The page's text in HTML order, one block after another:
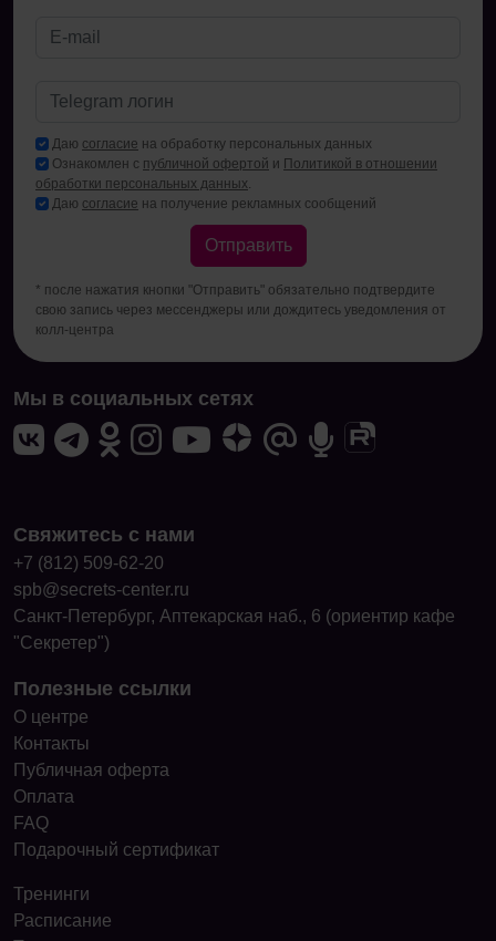
Даю согласие на обработку персональных данных
Ознакомлен с публичной офертой и Политикой в отношении
обработки персональных данных
Даю согласие на получение рекламных сообщений
Отправить
* после нажатия кнопки "Отправить" обязательно подтвердите
свою запись через мессенджеры или дождитесь уведомления от
колл-центра
Мы в социальных сетях
Свяжитесь с нами
+7 (812) 509-62-20
spb@secrets-center.ru
Санкт-Петербург, Аптекарская наб., 6 (ориентир кафе
"Секретер")
Полезные ссылки
О центре
Контакты
Публичная оферта
Оплата
FAQ
Подарочный сертификат
Тренинги
Расписание